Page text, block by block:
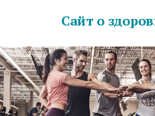
Сайт о